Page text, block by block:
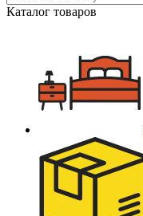
Каталог товаров